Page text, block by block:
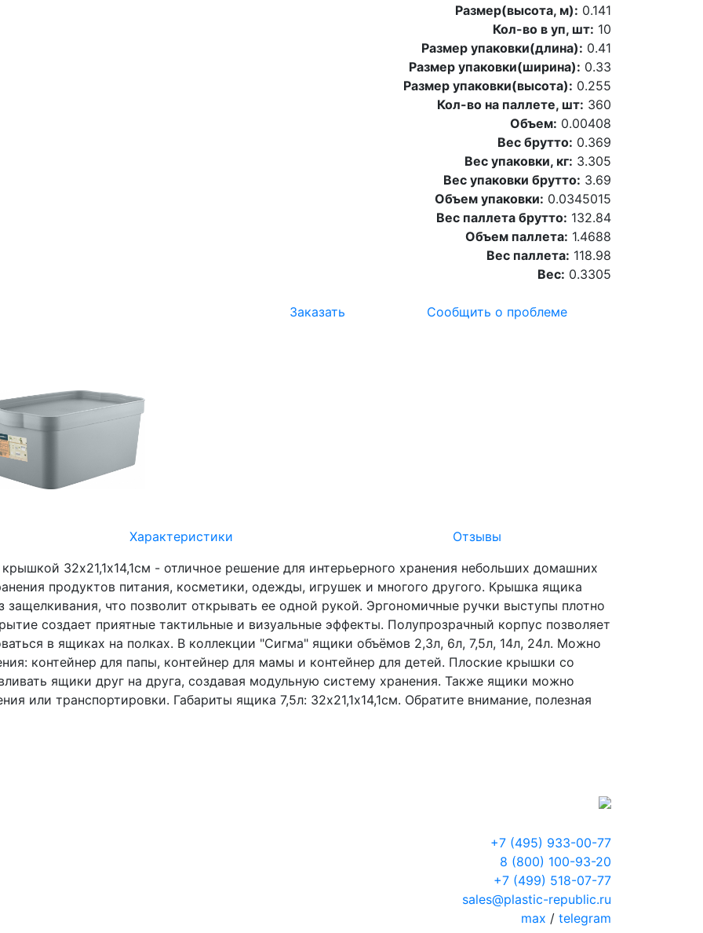
Размер(высота, м): 0.141
Кол-во в уп, шт: 10
Размер упаковки(длина): 0.41
Размер упаковки(ширина): 0.33
Размер упаковки(высота): 0.255
Кол-во на паллете, шт: 360
Объем: 0.00408
Вес брутто: 0.369
Вес упаковки, кг: 3.305
Вес упаковки брутто: 3.69
Объем упаковки: 0.0345015
Вес паллета брутто: 132.84
Объем паллета: 1.4688
Вес паллета: 118.98
Вес: 0.3305
Заказать Сообщить о проблеме
Характеристики
Отзывы
32х21,1х14,1см - отличное решение для интерьерного хранения небольших домашних
продуктов питания, косметики, одежды, игрушек и многого другого. Крышка ящика
защелкивания, что позволит открывать ее одной рукой. Эргономичные ручки выступы плотно
создает приятные тактильные и визуальные эффекты. Полупрозрачный корпус позволяет
в ящиках на полках. В коллекции "Сигма" ящики объёмов 2,3л, 6л, 7,5л, 14л, 24л. Можно
контейнер для папы, контейнер для мамы и контейнер для детей. Плоские крышки со
ящики друг на друга, создавая модульную систему хранения. Также ящики можно
или транспортировки. Габариты ящика 7,5л: 32х21,1х14,1см. Обратите внимание, полезная
+7 (495) 933-00-77
8 (800) 100-93-20
+7 (499) 518-07-77
sales@plastic-republic.ru
max / telegram